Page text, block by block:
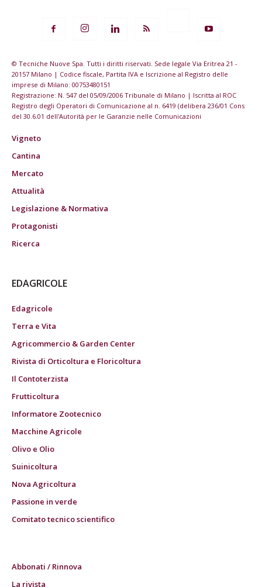
© Tecniche Nuove Spa. Tutti i diritti riservati. Sede legale Via Eritrea 21 -
20157 Milano | Codice fiscale, Partita IVA e Iscrizione al Registro delle
imprese di Milano: 00753480151
Registrazione: N. 547 del 05/09/2006 Tribunale di Milano | Iscritta al ROC
Registro degli Operatori di Comunicazione al n. 6419 (delibera 236/01 Cons
del 30.6.01 dell'Autorità per le Garanzie nelle Comunicazioni
Vigneto
Cantina
Mercato
Attualità
Legislazione & Normativa
Protagonisti
Ricerca
EDAGRICOLE
Edagricole
Terra e Vita
Agricommercio & Garden Center
Rivista di Orticoltura e Floricoltura
Il Contoterzista
Frutticoltura
Informatore Zootecnico
Macchine Agricole
Olivo e Olio
Suinicoltura
Nova Agricoltura
Passione in verde
Comitato tecnico scientifico
Abbonati / Rinnova
La rivista